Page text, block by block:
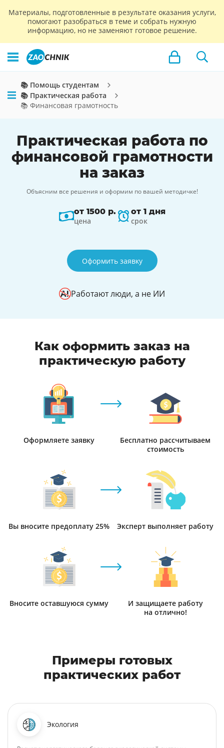
Материалы, подготовленные в результате оказания услуги,
помогают разобраться в теме и собрать нужную
информацию, но не заменяют готовое решение.
📚 Помощь студентам
📚 Практическая работа
📚 Финансовая грамотность
Практическая работа по
финансовой грамотности
на заказ
Объясним все решения и оформим по вашей методичке!
от 1500 р.
цена
от 1 дня
срок
Оформить заявку
Работают люди, а не ИИ
Как оформить заказ на
практическую работу
Оформляете заявку
Бесплатно рассчитываем
стоимость
Вы вносите предоплату 25% Эксперт выполняет работу
Вносите оставшуюся сумму
И защищаете работу
на отлично!
Примеры готовых
практических работ
Экология